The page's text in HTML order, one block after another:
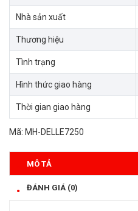
Nhà sản xuất
Thương hiệu
Tình trạng
Hình thức giao hàng
Thời gian giao hàng
Mã: MH-DELLE7250
MÔ TẢ
ĐÁNH GIÁ (0)